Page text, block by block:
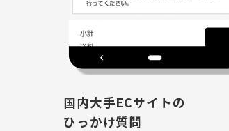
国内大手ECサイトの
ひっかけ質問